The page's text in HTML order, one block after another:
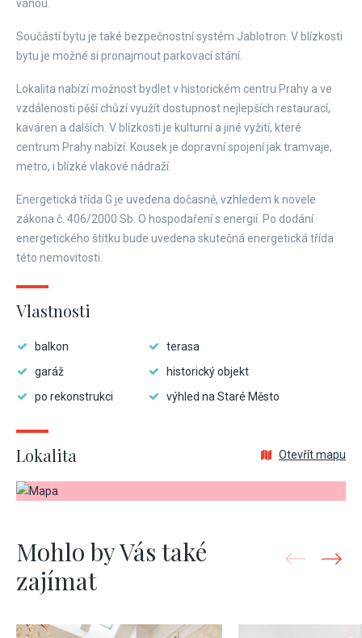
vanou.
Součástí bytu je také bezpečnostní systém Jablotron. V blízkosti
bytu je možné si pronajmout parkovací stání.
Lokalita nabízí možnost bydlet v historickém centru Prahy a ve
vzdálenosti pěší chůzí využít dostupnost nejlepších restaurací,
kaváren a dalších. V blízkosti je kulturní a jiné vyžití, které
centrum Prahy nabízí. Kousek je dopravní spojení jak tramvaje,
metro, i blízké vlakové nádraží.
Energetická třída G je uvedena dočasně, vzhledem k novele
zákona č. 406/2000 Sb. O hospodaření s energií. Po dodání
energetického štítku bude uvedena skutečná energetická třída
této nemovitosti.
Vlastnosti
balkon
terasa
garáž
historický objekt
po rekonstrukci
výhled na Staré Město
Lokalita Otevřít mapu
Mohlo by Vás také
zajímat